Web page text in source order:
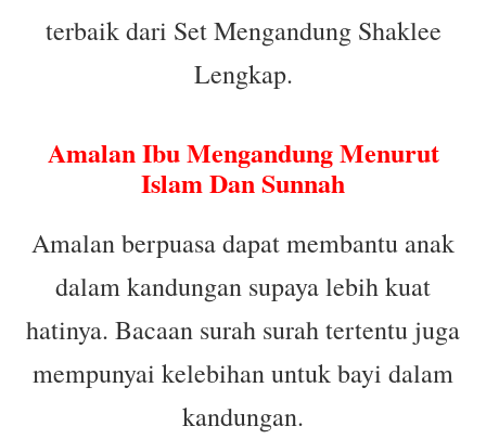
terbaik dari Set Mengandung Shaklee
Lengkap.
Amalan Ibu Mengandung Menurut
Islam Dan Sunnah
Amalan berpuasa dapat membantu anak
dalam kandungan supaya lebih kuat
hatinya. Bacaan surah surah tertentu juga
mempunyai kelebihan untuk bayi dalam
kandungan.